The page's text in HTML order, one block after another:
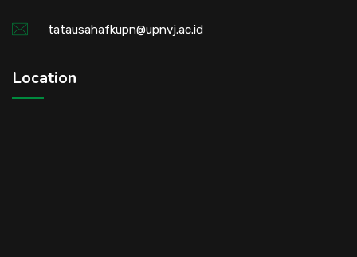
tatausahafkupn@upnvj.ac.id
Location